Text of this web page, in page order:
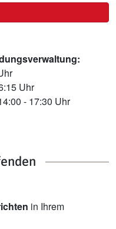
Uhr
- 17:30 Uhr
in Ihrem